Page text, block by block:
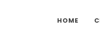
HOME